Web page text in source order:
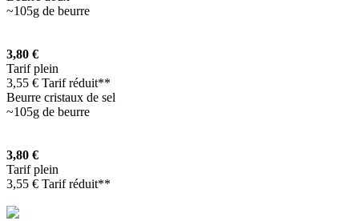
~105g de beurre
3,80 €
Tarif plein
3,55 € Tarif réduit**
Beurre cristaux de sel
~105g de beurre
3,80 €
Tarif plein
3,55 € Tarif réduit**